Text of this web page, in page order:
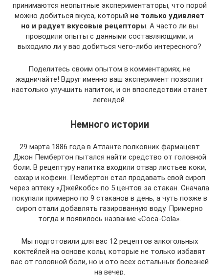
принимаются неопытные экспериментаторы, что порой
можно добиться вкуса, который не только удивляет
но и радует вкусовые рецепторы . А часто ли вы
проводили опыты с данными составляющими, и
выходило ли у вас добиться чего-либо интересного?
Поделитесь своим опытом в комментариях, не
жадничайте! Вдруг именно ваш эксперимент позволит
настолько улучшить напиток, и он впоследствии станет
легендой.
Немного истории
29 марта 1886 года в Атланте полковник фармацевт
Джон Пембертон пытался найти средство от головной
боли. В рецептуру напитка входили отвар листьев коки,
сахар и кофеин. Пембертон стал продавать свой сироп
через аптеку «Джейкобс» по 5 центов за стакан. Сначала
покупали примерно по 9 стаканов в день, а чуть позже в
сироп стали добавлять газированную воду. Примерно
тогда и появилось название «Coca-Cola».
Мы подготовили для вас 12 рецептов алкогольных
коктейлей на основе колы, которые не только избавят
вас от головной боли, но и ото всех остальных болезней
на вечер.